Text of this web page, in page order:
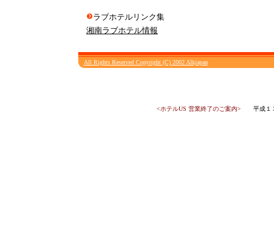
ラブホテルリンク集
湘南ラブホテル情報
All Rights Reserved Copyright (C) 2002 Alkjapan
<ホテルUS 営業終了のご案内> 平成１